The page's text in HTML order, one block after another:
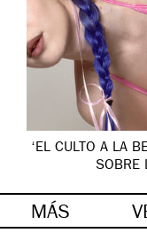
‘EL CULTO A LA
SOBRE
MÁS